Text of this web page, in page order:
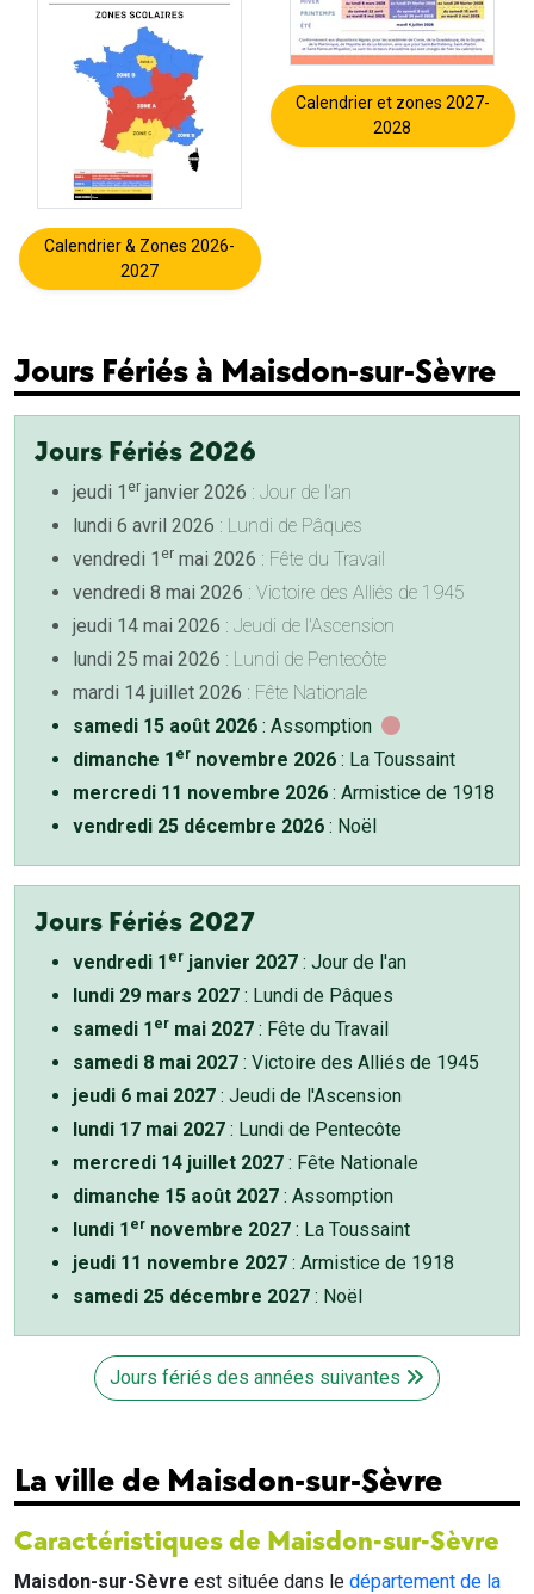
Calendrier & Zones 2026-
2027
Calendrier et zones 2027-
2028
Jours Fériés à Maisdon-sur-Sèvre
Jours Fériés 2026
jeudi 1 er janvier 2026 : Jour de l'an
lundi 6 avril 2026 : Lundi de Pâques
vendredi 1 er mai 2026 : Fête du Travail
vendredi 8 mai 2026 : Victoire des Alliés de 1945
jeudi 14 mai 2026 : Jeudi de l'Ascension
lundi 25 mai 2026 : Lundi de Pentecôte
mardi 14 juillet 2026 : Fête Nationale
samedi 15 août 2026 : Assomption
dimanche 1 er novembre 2026 : La Toussaint
mercredi 11 novembre 2026 : Armistice de 1918
vendredi 25 décembre 2026 : Noël
Jours Fériés 2027
vendredi 1 er janvier 2027 : Jour de l'an
lundi 29 mars 2027 : Lundi de Pâques
samedi 1 er mai 2027 : Fête du Travail
samedi 8 mai 2027 : Victoire des Alliés de 1945
jeudi 6 mai 2027 : Jeudi de l'Ascension
lundi 17 mai 2027 : Lundi de Pentecôte
mercredi 14 juillet 2027 : Fête Nationale
dimanche 15 août 2027 : Assomption
lundi 1 er novembre 2027 : La Toussaint
jeudi 11 novembre 2027 : Armistice de 1918
samedi 25 décembre 2027 : Noël
Jours fériés des années suivantes
La ville de Maisdon-sur-Sèvre
Caractéristiques de Maisdon-sur-Sèvre
Maisdon-sur-Sèvre est située dans le département de la